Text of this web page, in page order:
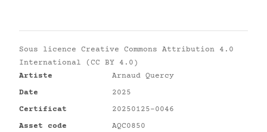
Sous licence Creative Commons Attribution 4.0
International (CC BY 4.0)
Artiste
Arnaud Quercy
Date
2025
Certificat
20250125-0046
Asset code
AQC0850